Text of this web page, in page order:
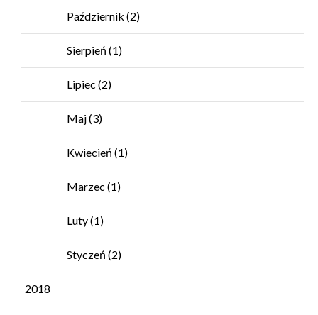
Październik (2)
Sierpień (1)
Lipiec (2)
Maj(3)
Kwiecień (1)
Marzec (1)
Luty(1)
Styczeń (2)
2018